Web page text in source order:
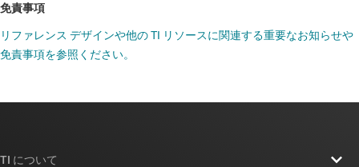
免責事項
リファレンス デザインや他の TI リソースに関連する重要なお知らせや
免責事項を参照ください。
TI について